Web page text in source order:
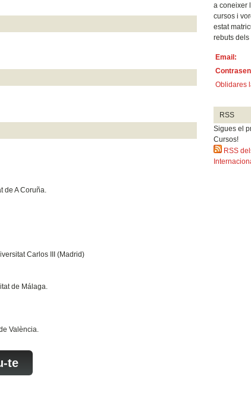
de A Coruña.
Carlos III (Madrid)
de Málaga.
València.
te
a coneixer
cursos i
estat
rebuts dels
Email:
Oblidares
RSS
Sigues el
Cursos!
RSS